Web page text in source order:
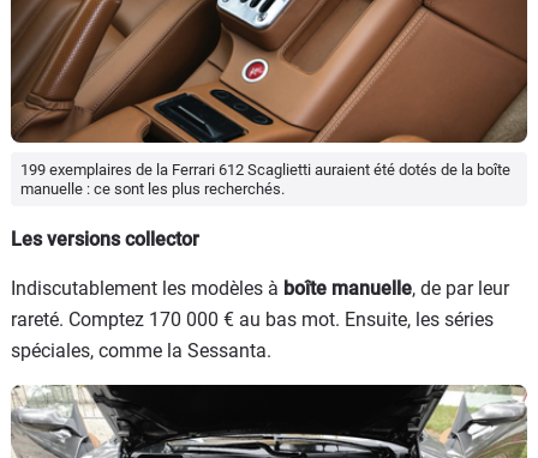
199 exemplaires de la Ferrari 612 Scaglietti auraient été dotés de la boîte
manuelle : ce sont les plus recherchés.
Les versions collector
Indiscutablement les modèles à boîte manuelle, de par leur
rareté. Comptez 170 000 € au bas mot. Ensuite, les séries
spéciales, comme la Sessanta.